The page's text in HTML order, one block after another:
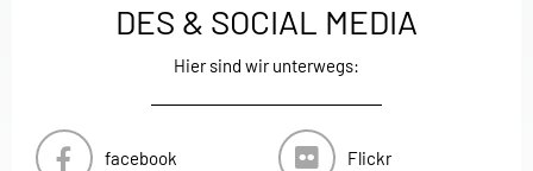
DES & SOCIAL MEDIA
Hier sind wir unterwegs:
facebook Flickr